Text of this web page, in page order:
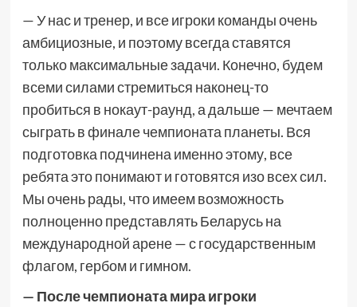
— У нас и тренер, и все игроки команды очень
амбициозные, и поэтому всегда ставятся
только максимальные задачи. Конечно, будем
всеми силами стремиться наконец-то
пробиться в нокаут-раунд, а дальше — мечтаем
сыграть в финале чемпионата планеты. Вся
подготовка подчинена именно этому, все
ребята это понимают и готовятся изо всех сил.
Мы очень рады, что имеем возможность
полноценно представлять Беларусь на
международной арене — с государственным
флагом, гербом и гимном.
— После чемпионата мира игроки